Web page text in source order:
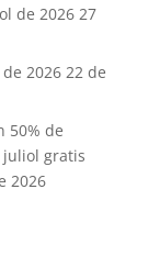
de 2026 27
2026 22 de
50% de
gratis
2026